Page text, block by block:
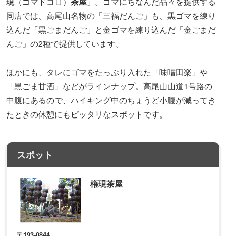
スポット
権現茶屋
〒193-0844
東京都八王子市高尾町 2177-2
高尾山駅
【9】標高約500mの場所にある絶景レス
トラン／高尾山ビアマウント